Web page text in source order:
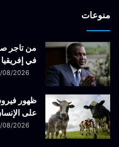
منوعات
من تاجر
في
08/2026
ظهور
على
08/2026